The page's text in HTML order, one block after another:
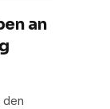
an
den